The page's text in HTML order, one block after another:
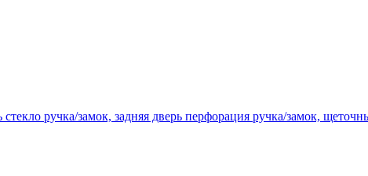
ручка/замок, задняя дверь перфорация ручка/замок,